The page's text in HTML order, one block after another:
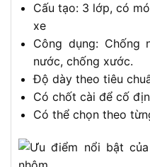
Cấu tạo: 3 lớp, có
xe
Công dụng: Chống
nước, chống xước.
Độ dày theo tiêu
Có chốt cài để cố
Có thể chọn theo